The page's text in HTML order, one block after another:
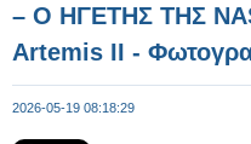
– Ο ΗΓΕΤΗΣ ΤΗΣ
Artemis II -
2026-05-19 08:18:29